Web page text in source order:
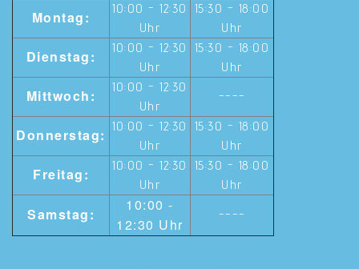
Montag:
10:00 - 12:30
Uhr
15:30 - 18:00
Uhr
Dienstag:
10:00 - 12:30
Uhr
15:30 - 18:00
Uhr
Mittwoch:
10:00 - 12:30
Uhr
----
Donnerstag: 10:00 - 12:30
Uhr
15:30 - 18:00
Uhr
Freitag:
10:00 - 12:30
Uhr
15:30 - 18:00
Uhr
Samstag:
10:00 -
12:30 Uhr
----